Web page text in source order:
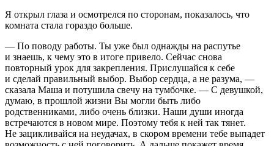
Я открыл глаза и осмотрелся по сторонам, показалось, что
комната стала гораздо больше.
— По поводу работы. Ты уже был однажды на распутье
и знаешь, к чему это в итоге привело. Сейчас снова
повторный урок для закрепления. Прислушайся к себе
и сделай правильный выбор. Выбор сердца, а не разума, —
сказала Маша и потушила свечу на тумбочке. — С девушкой,
думаю, в прошлой жизни Вы могли быть либо
родственниками, либо очень близки. Наши души иногда
встречаются в новом мире. Поэтому тебя к ней так тянет.
Не зацикливайся на неудачах, в скором времени тебе выпадет